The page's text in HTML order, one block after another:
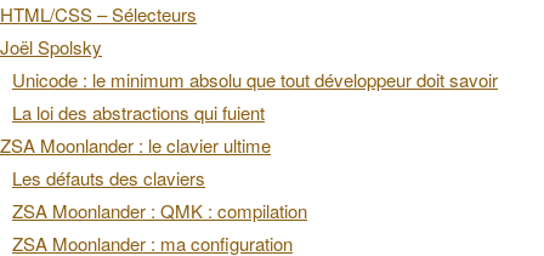
HTML/CSS – Sélecteurs
Joël Spolsky
Unicode : le minimum absolu que tout développeur doit savoir
La loi des abstractions qui fuient
ZSA Moonlander : le clavier ultime
Les défauts des claviers
ZSA Moonlander : QMK : compilation
ZSA Moonlander : ma configuration